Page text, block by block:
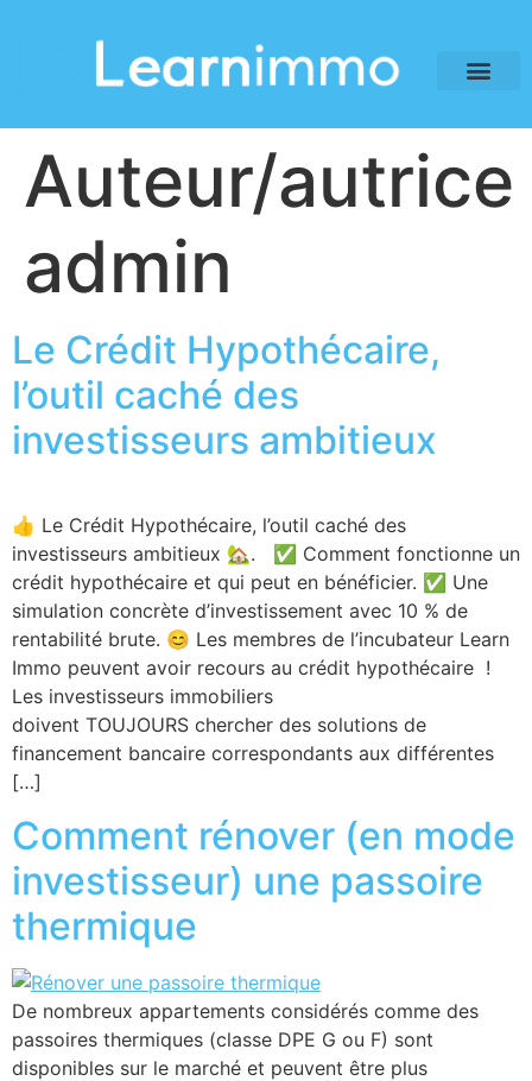
Auteur/autrice
admin
Le Crédit Hypothécaire,
l’outil caché des
investisseurs ambitieux
👍 Le Crédit Hypothécaire, l’outil caché des
investisseurs ambitieux 🏡. ✅ Comment fonctionne un
crédit hypothécaire et qui peut en bénéficier. ✅ Une
simulation concrète d’investissement avec 10 % de
rentabilité brute. 😊 Les membres de l’incubateur Learn
Immo peuvent avoir recours au crédit hypothécaire !
Les investisseurs immobiliers
doivent TOUJOURS chercher des solutions de
financement bancaire correspondants aux différentes
[…]
Comment rénover (en mode
investisseur) une passoire
thermique
De nombreux appartements considérés comme des
passoires thermiques (classe DPE G ou F) sont
disponibles sur le marché et peuvent être plus